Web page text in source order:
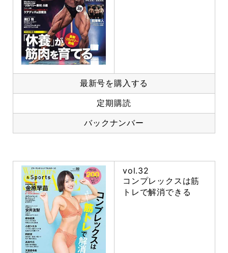
最新号を購入する
定期購読
バックナンバー
vol.32
コンプレックスは筋
トレで解消できる